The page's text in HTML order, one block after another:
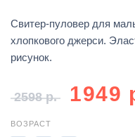
Свитер-пуловер для
хлопкового джерси.
рисунок.
2598р. 1949
ВОЗРАСТ